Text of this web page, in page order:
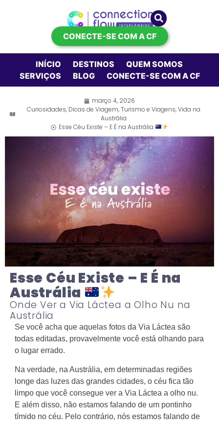
CONECTE-SE COM A CF
INÍCIO DESTINOS
QUEM SOMOS
SERVIÇOS
BLOG CONECTE-SE COM A CF
março 4, 2026
Curiosidades, Dicas de Viagem,Turismo e Viagens,Vida na
Austrália
Esse Céu Existe – E É na Austrália
Esse Céu Existe – E É na
Austrália
Onde Ver a Via Láctea a Olho Nu na
Austrália
Se você acha que aquelas fotos da Via Láctea são
todas editadas, provavelmente você está olhando para
o lugar errado.
Na verdade, na Austrália, em determinadas regiões
longe das luzes das grandes cidades, o céu fica tão
limpo que você consegue ver a Via Láctea a olho nu.
E além disso, não estamos falando de um pontinho
tímido no céu. Pelo contrário, nós estamos falando de